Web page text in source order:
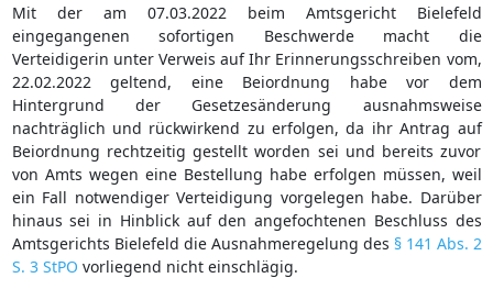
Mit der am 07.03.2022 beim Amtsgericht Bielefeld
eingegangenen sofortigen Beschwerde macht die
Verteidigerin unter Verweis auf Ihr Erinnerungsschreiben vom,
22.02.2022 geltend, eine Beiordnung habe vor dem
Hintergrund der Gesetzesänderung ausnahmsweise
nachträglich und rückwirkend zu erfolgen, da ihr Antrag auf
Beiordnung rechtzeitig gestellt worden sei und bereits zuvor
von Amts wegen eine Bestellung habe erfolgen müssen, weil
ein Fall notwendiger Verteidigung vorgelegen habe. Darüber
hinaus sei in Hinblick auf den angefochtenen Beschluss des
Amtsgerichts Bielefeld die Ausnahmeregelung des § 141 Abs. 2
S. 3 StPO vorliegend nicht einschlägig.